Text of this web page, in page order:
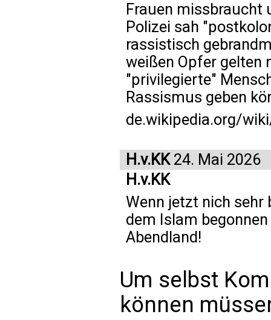
Frauen missbraucht
Polizei sah
rassistisch
weißen Opfer gelten
"privilegierte"
Rassismus geben
de.wikipedia.org/
H.v.KK24. Mai 2026
H.v.KK
Wenn jetzt nich sehr
dem Islam
Abendland!
Um selbst
können